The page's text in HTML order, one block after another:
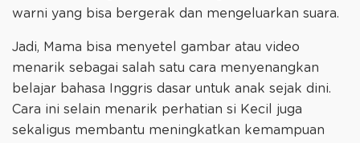
warni yang bisa bergerak dan mengeluarkan suara.
Jadi, Mama bisa menyetel gambar atau video
menarik sebagai salah satu cara menyenangkan
belajar bahasa Inggris dasar untuk anak sejak dini.
Cara ini selain menarik perhatian si Kecil juga
sekaligus membantu meningkatkan kemampuan